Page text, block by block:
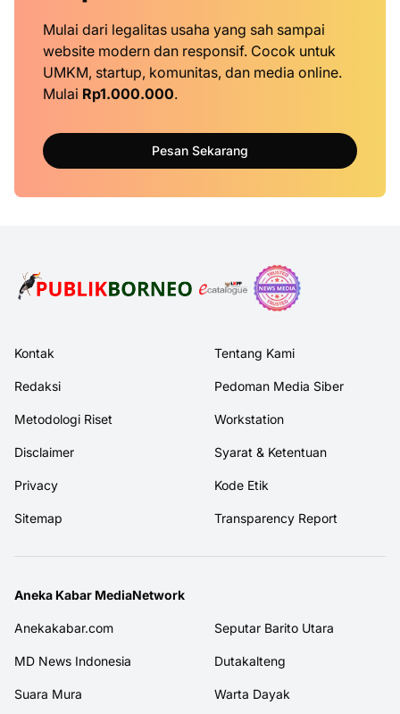
Mulai dari legalitas usaha yang sah sampai
website modern dan responsif. Cocok untuk
UMKM, startup, komunitas, dan media online.
Mulai Rp1.000.000.
Pesan Sekarang
Kontak Tentang Kami
Redaksi Pedoman Media Siber
Metodologi Riset Workstation
Disclaimer Syarat & Ketentuan
Privacy Kode Etik
Sitemap Transparency Report
Aneka Kabar MediaNetwork
Anekakabar.com Seputar Barito Utara
MD News Indonesia Dutakalteng
Suara Mura Warta Dayak